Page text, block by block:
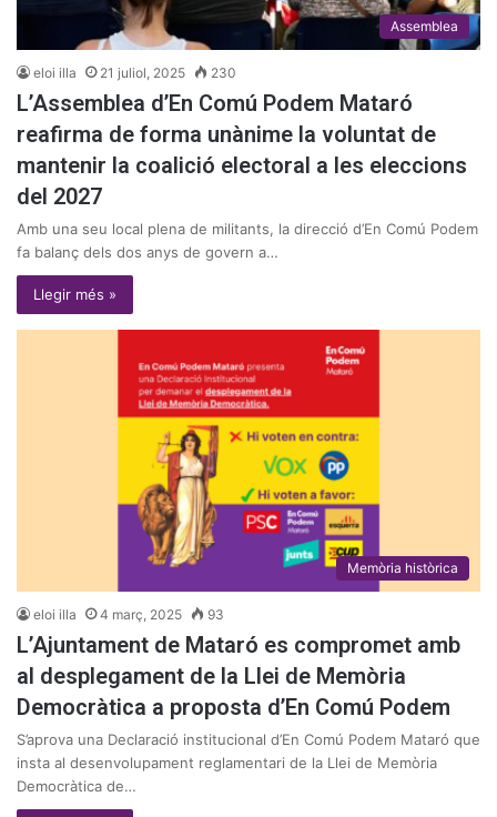
Assemblea
eloi illa 21 juliol, 2025 230
L’Assemblea d’En Comú Podem Mataró
reafirma de forma unànime la voluntat de
mantenir la coalició electoral a les eleccions
del 2027
Amb una seu local plena de militants, la direcció d’En Comú Podem
fa balanç dels dos anys de govern a…
Llegir més »
Memòria històrica
eloi illa 4 març, 2025 93
L’Ajuntament de Mataró es compromet amb
al desplegament de la Llei de Memòria
Democràtica a proposta d’En Comú Podem
S’aprova una Declaració institucional d’En Comú Podem Mataró que
insta al desenvolupament reglamentari de la Llei de Memòria
Democràtica de…